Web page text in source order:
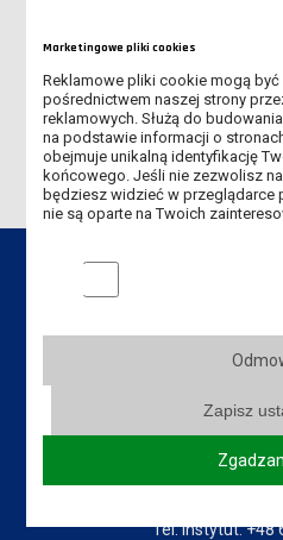
DNI PATRONA 19-21 MAJA 2026
STARTUJE VI EDYCJA
Akademia Nauk
im. Jana Amosa
ul. Adama
Tel. Instytut: +48
Marketingowe pliki cookies
Reklamowe pliki cookie mogą
pośrednictwem naszej strony
reklamowych. Służą do
na podstawie informacji o
obejmuje unikalną identyfikację
końcowego. Jeśli nie zezwolisz
będziesz widzieć w przeglądarce
nie są oparte na Twoich
Marketingowe pliki cookies
Zapisz